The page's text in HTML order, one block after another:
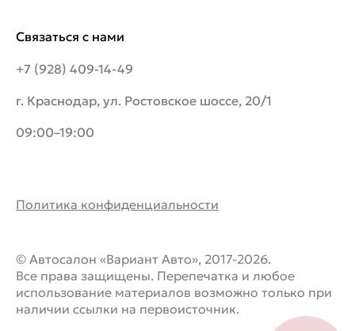
Связаться с нами
+7 (928) 409-14-49
г. Краснодар, ул. Ростовское шоссе, 20/1
09:00–19:00
Политика конфиденциальности
© Автосалон «Вариант Авто», 2017-2026.
Все права защищены. Перепечатка и любое
использование материалов возможно только при
наличии ссылки на первоисточник.